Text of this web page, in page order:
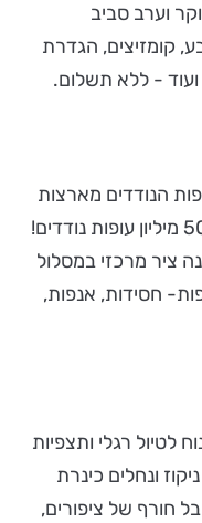
בוקר וערב סביב
קומזיצים, הגדרת
- ללא תשלום.
הנודדים מארצות
הקור למנוחה, לאזור הכינרת כ- 500 מיליון עופות נודדים!
ציר מרכזי במסלול
חסידות, אנפות,
לטיול רגלי ותצפיות
ונחלים כינרת
חורף של ציפורים,